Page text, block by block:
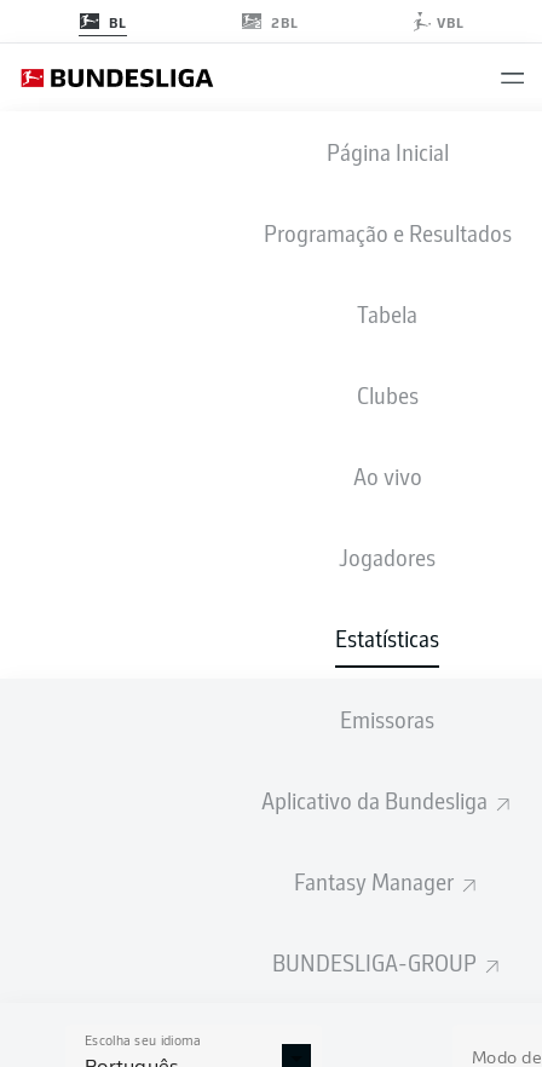
BL 2BL VBL
Página Inicial
Programação e Resultados
Tabela
Clubes
Ao vivo
Jogadores
Estatísticas
Emissoras
Aplicativo da Bundesliga
Fantasy Manager
BUNDESLIGA-GROUP
Escolha seu idioma
Modo
BUNDESLIGA ESTATÍSTICAS 2025-
6
SPORT-CLUB FREIBURG